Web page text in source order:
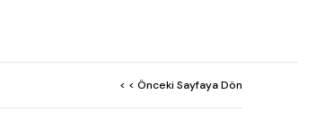
< < Önceki Sayfaya Dön